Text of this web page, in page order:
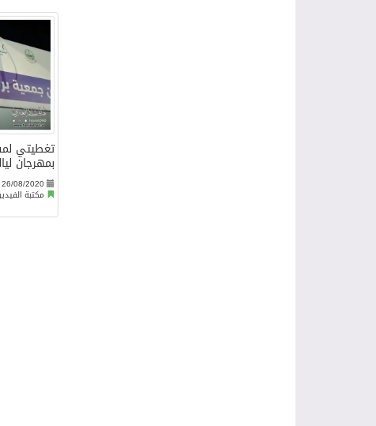
تغطيتي
بمهرجان
26/08/2020
مكتبة